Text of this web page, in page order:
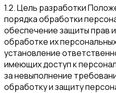
1.2. Цель разработки
порядка обработки
обеспечение защиты прав
обработке их
установление
имеющих доступ к
за невыполнение
обработку и защиту